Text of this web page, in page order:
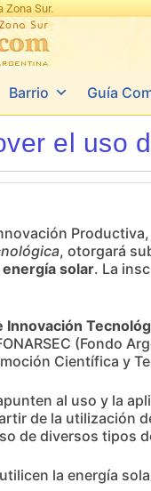
Zona Sur.
Barrio Guía
el uso
, otorgará
energía solar. La
Innovación
(Fondo
Científica y
al uso y la
de la utilización
de diversos tipos
la energía